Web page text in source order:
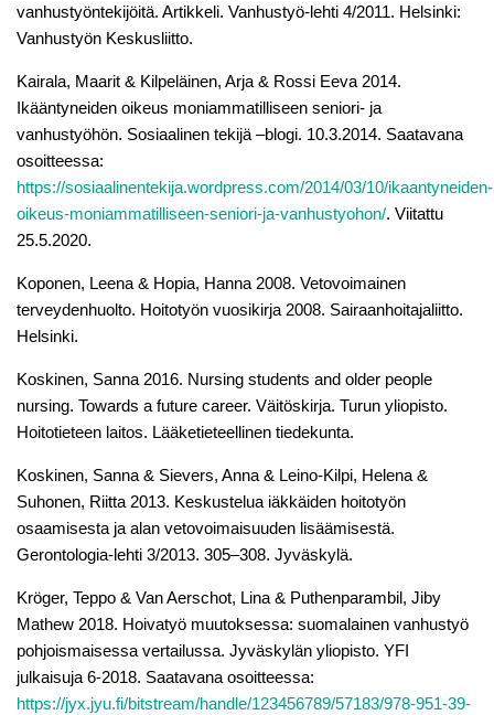
vanhustyöntekijöitä. Artikkeli. Vanhustyö-lehti 4/2011. Helsinki:
Vanhustyön Keskusliitto.
Kairala, Maarit & Kilpeläinen, Arja & Rossi Eeva 2014.
Ikääntyneiden oikeus moniammatilliseen seniori- ja
vanhustyöhön. Sosiaalinen tekijä –blogi. 10.3.2014. Saatavana
osoitteessa:
https://sosiaalinentekija.wordpress.com/2014/03/10/ikaantyneiden-
oikeus-moniammatilliseen-seniori-ja-vanhustyohon/. Viitattu
25.5.2020.
Koponen, Leena & Hopia, Hanna 2008. Vetovoimainen
terveydenhuolto. Hoitotyön vuosikirja 2008. Sairaanhoitajaliitto.
Helsinki.
Koskinen, Sanna 2016. Nursing students and older people
nursing. Towards a future career. Väitöskirja. Turun yliopisto.
Hoitotieteen laitos. Lääketieteellinen tiedekunta.
Koskinen, Sanna & Sievers, Anna & Leino-Kilpi, Helena &
Suhonen, Riitta 2013. Keskustelua iäkkäiden hoitotyön
osaamisesta ja alan vetovoimaisuuden lisäämisestä.
Gerontologia-lehti 3/2013. 305–308. Jyväskylä.
Kröger, Teppo & Van Aerschot, Lina & Puthenparambil, Jiby
Mathew 2018. Hoivatyö muutoksessa: suomalainen vanhustyö
pohjoismaisessa vertailussa. Jyväskylän yliopisto. YFI
julkaisuja 6-2018. Saatavana osoitteessa:
https://jyx.jyu.fi/bitstream/handle/123456789/57183/978-951-39-